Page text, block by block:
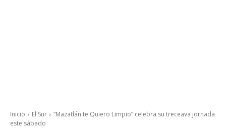
Inicio El Sur
“Mazatlán te Quiero Limpio” celebra su treceava jornada
este sábado